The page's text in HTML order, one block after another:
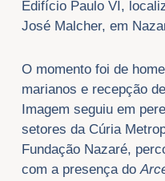
Edifício Paulo VI,
José Malcher, em
O momento foi de
marianos e recepção
Imagem seguiu em
setores da Cúria
Fundação Nazaré,
com a presença do